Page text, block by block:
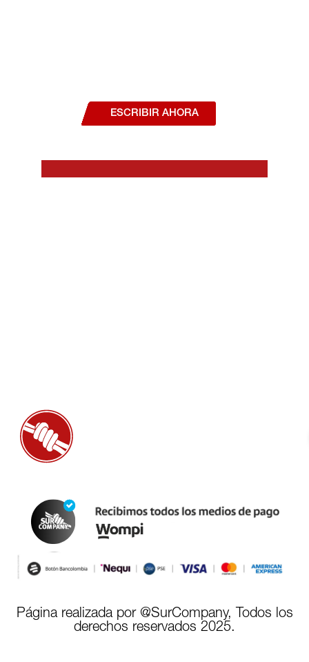
ESCRIBIR AHORA
Página realizada por @SurCompany, Todos los
derechos reservados 2025.